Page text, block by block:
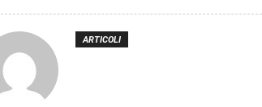
ARTICOLI